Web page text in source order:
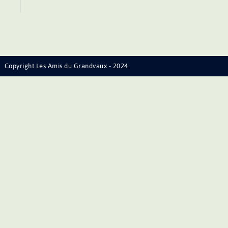
Copyright Les Amis du Grandvaux - 2024